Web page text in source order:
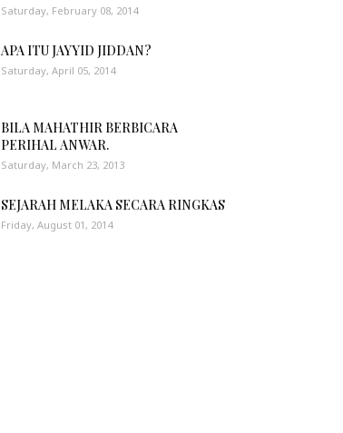
Saturday, February 08, 2014
APA ITU JAYYID JIDDAN?
Saturday, April 05, 2014
BILA MAHATHIR BERBICARA
PERIHAL ANWAR.
Saturday, March 23, 2013
SEJARAH MELAKA SECARA RINGKAS
Friday, August 01, 2014